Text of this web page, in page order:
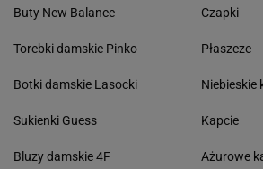
Buty New Balance
Torebki damskie Pinko
Botki damskie Lasocki
Sukienki Guess
Bluzy damskie 4F
Czapki
Płaszcze
Niebieskie
Kapcie
Ażurowe